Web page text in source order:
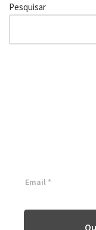
Pesquisar